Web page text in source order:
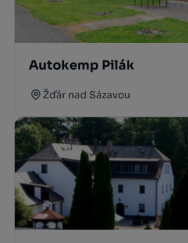
Autokemp Pilák
Žďár nad Sázavou